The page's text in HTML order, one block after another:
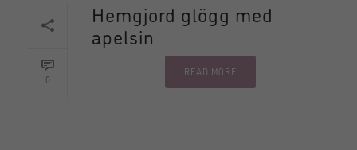
0
Hemgjord glögg med
apelsin
READ MORE